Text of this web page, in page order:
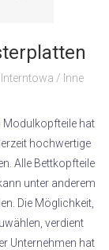
/ Inne
Modulkopfteile hat
hochwertige
Alle Bettkopfteile
unter anderem
Die Möglichkeit,
verdient
Unternehmen hat